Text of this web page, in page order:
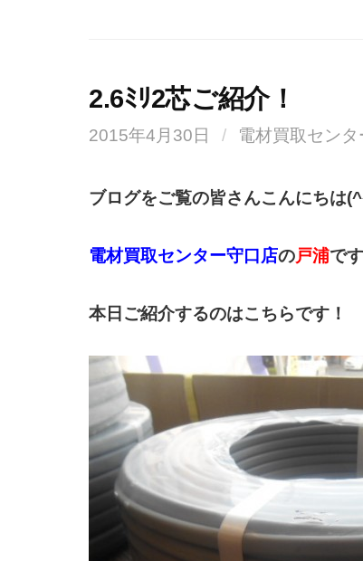
2.6ﾐﾘ2芯ご紹介！
2015年4月30日 / 電材買取センタ
ブログをご覧の皆さんこんにちは
電材買取センター守口店の戸浦で
本日ご紹介するのはこちらです！